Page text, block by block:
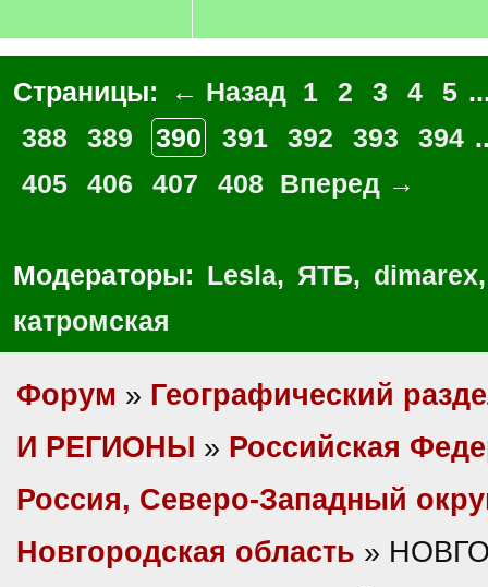
Страницы: ← Назад 1 2 3 4 5
388
389 390 391 392 393 394
405
406 407 408 Вперед →
Модераторы: Lesla, ЯТБ, dimarex
катромская
Форум » Географический
И РЕГИОНЫ » Российская
Россия, Северо-Западный
Новгородская область »